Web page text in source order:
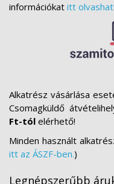
információkat itt olvashat!
Alkatrész vásárlása
Csomagküldő
Ft-tól elérhető!
Minden használt
itt az ÁSZF-ben.)
Legnépszerűbb